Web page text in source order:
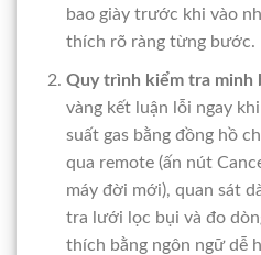
bao giày trước khi vào
thích rõ ràng từng bước.
Quy trình kiểm tra minh
vàng kết luận lỗi ngay
suất gas bằng đồng hồ
qua remote (ấn nút
máy đời mới), quan sát
tra lưới lọc bụi và đo
thích bằng ngôn ngữ dễ